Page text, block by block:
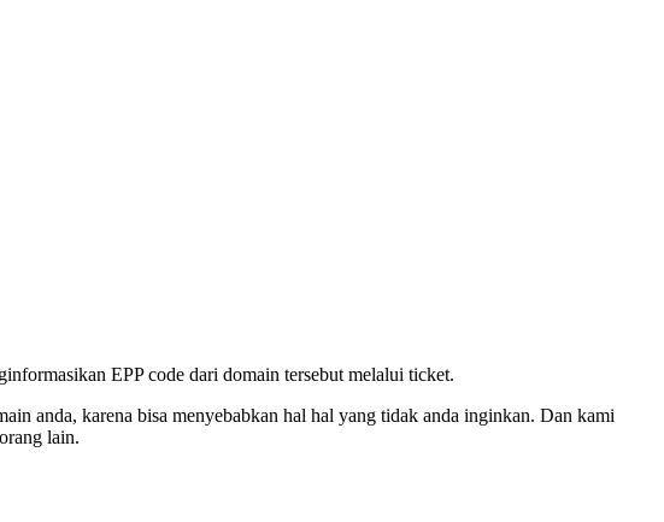
EPP code dari domain tersebut melalui ticket.
anda, karena bisa menyebabkan hal hal yang tidak anda inginkan. Dan kami
lain.